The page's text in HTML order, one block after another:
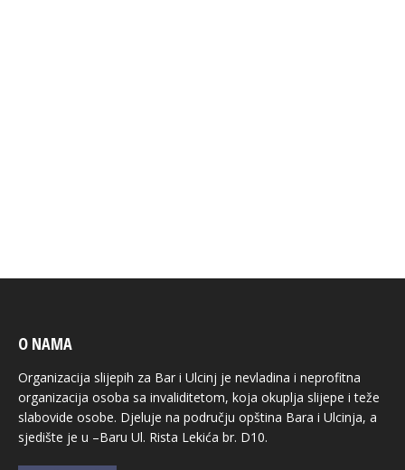
O NAMA
Organizacija slijepih za Bar i Ulcinj je nevladina i neprofitna
organizacija osoba sa invaliditetom, koja okuplja slijepe i teže
slabovide osobe. Djeluje na području opština Bara i Ulcinja, a
sjedište je u –Baru Ul. Rista Lekića br. D10.